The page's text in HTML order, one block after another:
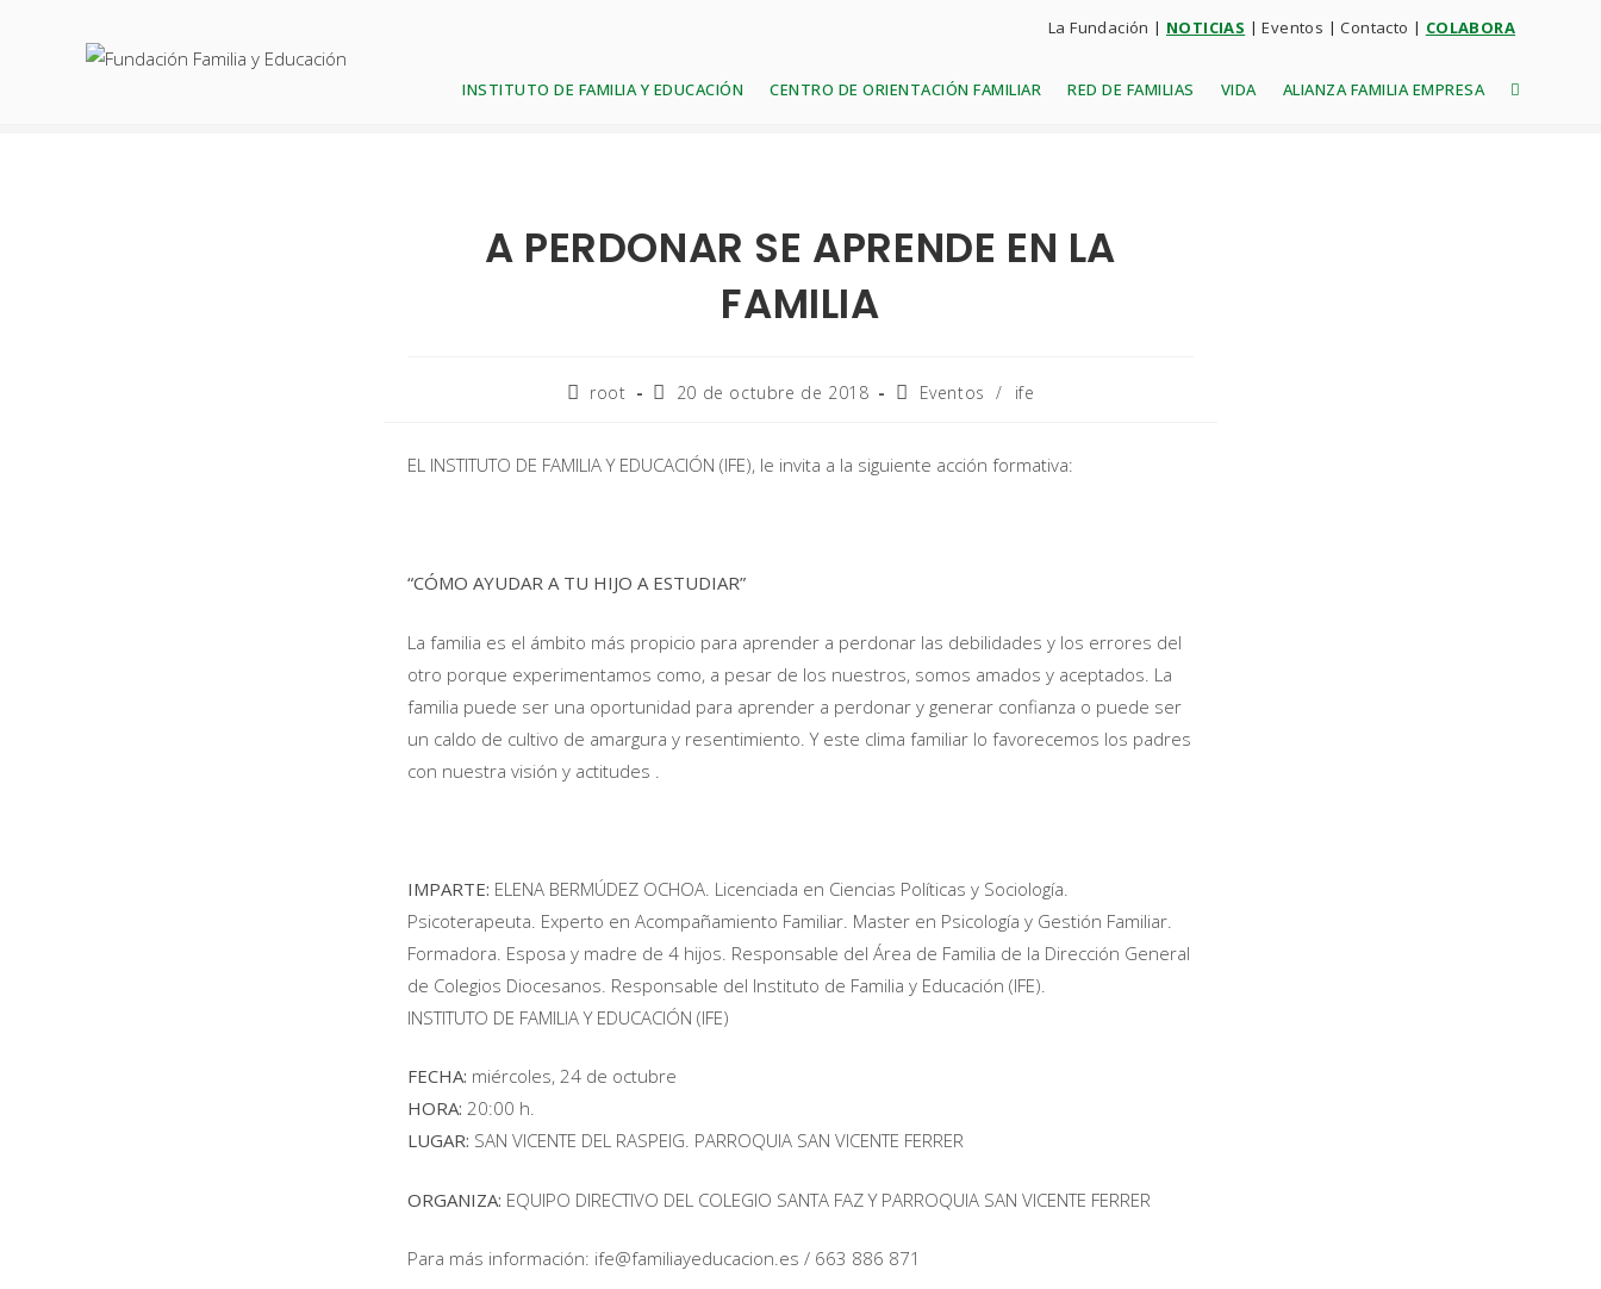
La Fundación | NOTICIAS |Eventos |Contacto | COLABORA
INSTITUTO DE FAMILIA Y EDUCACIÓN CENTRO DE ORIENTACIÓN FAMILIAR RED DE FAMILIAS VIDA ALIANZA FAMILIA EMPRESA
Blog
A PERDONAR SE APRENDE EN LA
FAMILIA
root 20 de octubre de 2018 Eventos / ife
EL INSTITUTO DE FAMILIA Y EDUCACIÓN (IFE), le invita a la siguiente acción formativa:
“CÓMO AYUDAR A TU HIJO A ESTUDIAR”
La familia es el ámbito más propicio para aprender a perdonar las debilidades y los errores del
otro porque experimentamos como, a pesar de los nuestros, somos amados y aceptados. La
familia puede ser una oportunidad para aprender a perdonar y generar confianza o puede ser
un caldo de cultivo de amargura y resentimiento. Y este clima familiar lo favorecemos los padres
con nuestra visión y actitudes .
IMPARTE: ELENA BERMÚDEZ OCHOA. Licenciada en Ciencias Políticas y Sociología.
Psicoterapeuta. Experto en Acompañamiento Familiar. Master en Psicología y Gestión Familiar.
Formadora. Esposa y madre de 4 hijos. Responsable del Área de Familia de la Dirección General
de Colegios Diocesanos. Responsable del Instituto de Familia y Educación (IFE).
INSTITUTO DE FAMILIA Y EDUCACIÓN (IFE)
FECHA: miércoles, 24 de octubre
HORA: 20:00 h.
LUGAR: SAN VICENTE DEL RASPEIG. PARROQUIA SAN VICENTE FERRER
ORGANIZA: EQUIPO DIRECTIVO DEL COLEGIO SANTA FAZ Y PARROQUIA SAN VICENTE FERRER
Para más información: ife@familiayeducacion.es / 663 886 871